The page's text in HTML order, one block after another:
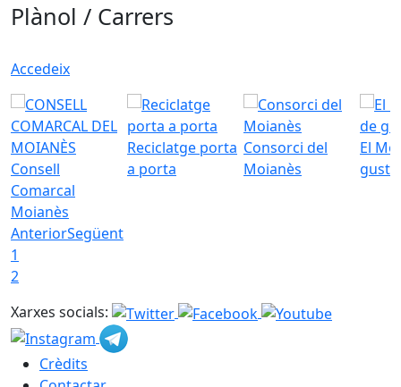
Plànol / Carrers
Accedeix
Consell
Comarcal
Moianès
Reciclatge porta
a porta
Consorci del
Moianès
El
gust
AnteriorSegüent
1
2
Xarxes socials:
Crèdits